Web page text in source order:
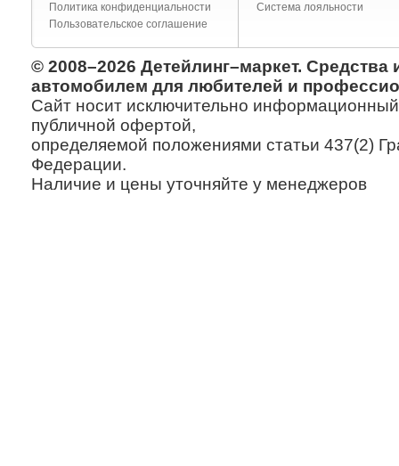
Политика конфиденциальности
Пользовательское соглашение
Система лояльности
© 2008–2026 Детейлинг–маркет. Средства
автомобилем для любителей и
Сайт носит исключительно информационный
публичной офертой,
определяемой положениями статьи 437(2)
Федерации.
Наличие и цены уточняйте у менеджеров